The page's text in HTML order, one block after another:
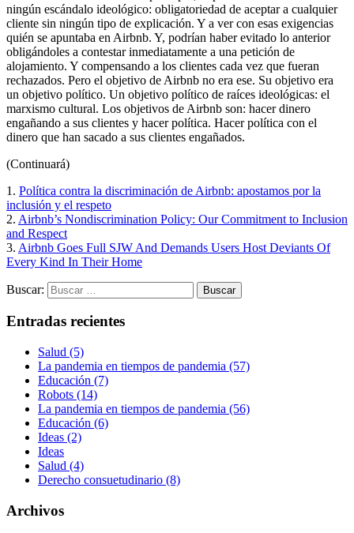
ningún escándalo ideológico: obligatoriedad de aceptar a cualquier
cliente sin ningún tipo de explicación. Y a ver con esas exigencias
quién se apuntaba en Airbnb. Y, podrían haber evitado lo anterior
obligándoles a contestar inmediatamente a una petición de
alojamiento. Y compensando a los clientes cada vez que fueran
rechazados. Pero el objetivo de Airbnb no era ese. Su objetivo era
un objetivo político. Un objetivo político de raíces ideológicas: el
marxismo cultural. Los objetivos de Airbnb son: hacer dinero
engañando a sus clientes y hacer política. Hacer política con el
dinero que han sacado a sus clientes engañados.
(Continuará)
1. Política contra la discriminación de Airbnb: apostamos por la
inclusión y el respeto
2. Airbnb’s Nondiscrimination Policy: Our Commitment to Inclusion
and Respect
3. Airbnb Goes Full SJW And Demands Users Host Deviants Of
Every Kind In Their Home
Buscar:
Entradas recientes
Salud (5)
La pandemia en tiempos de pandemia (57)
Educación (7)
Robots (14)
La pandemia en tiempos de pandemia (56)
Educación (6)
Ideas (2)
Ideas
Salud (4)
Derecho consuetudinario (8)
Archivos